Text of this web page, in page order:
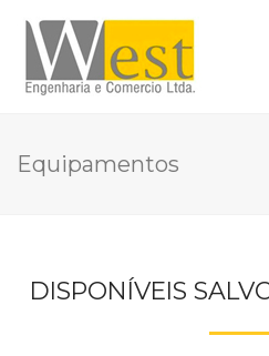
Equipamentos
DISPONÍVEIS